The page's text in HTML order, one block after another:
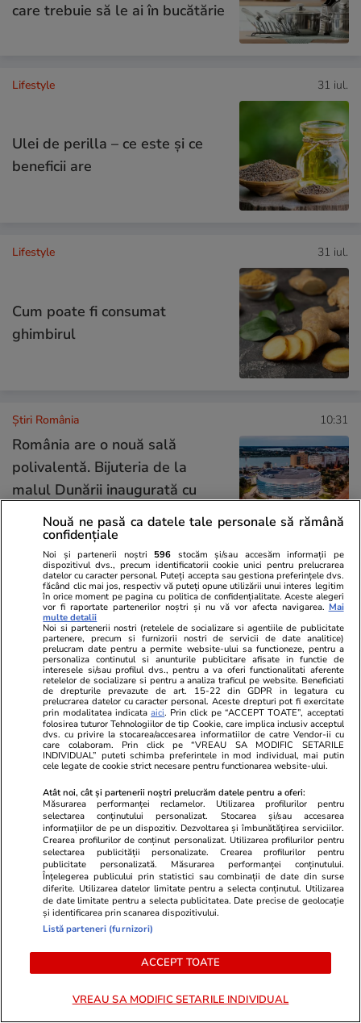
care trebuie să le ai în bucătărie
Lifestyle 31 iul.
Ulei de perilla – ce este și ce
beneficii are
Lifestyle 31 iul.
Cum poate fi consumat
ghimbirul
Știri România 10:31
România are o nouă sală
polivalentă. Bijuteria de la
malul Dunării inaugurată cu
meci în campionatul european
de baschet
Analiză
Știri România 10:00
Matematica „Prințului”: Paul Al
României a fugit aproape 6 ani
pentru o pedeapsă de care
putea scăpa în maximum 18
Știri România 09:07
O româncă este acuzată că a
furat 30.000 de euro de la
soacra sa din Franța, iar apoi a
împins-o pe scări
Știri România
România evită retrogradarea în
categoria „junk”: Fitch menține
ratingul de țară la BBB- cu
Nouă ne pasă ca datele tale personale să rămână
confidențiale
Noi și partenerii noștri 596 stocăm și/sau accesăm informații pe
dispozitivul dvs., precum identificatorii cookie unici pentru prelucrarea
datelor cu caracter personal. Puteți accepta sau gestiona preferințele dvs.
făcând clic mai jos, respectiv vă puteți opune utilizării unui interes legitim
în orice moment pe pagina cu politica de confidențialitate. Aceste alegeri
vor fi raportate partenerilor noștri și nu vă vor afecta navigarea. Mai
multe detalii
Noi si partenerii nostri (retelele de socializare si agentiile de publicitate
partenere, precum si furnizorii nostri de servicii de date analitice)
prelucram date pentru a permite website-ului sa functioneze, pentru a
personaliza continutul si anunturile publicitare afisate in functie de
interesele si/sau profilul dvs., pentru a va oferi functionalitati aferente
retelelor de socializare si pentru a analiza traficul pe website. Beneficiati
de drepturile prevazute de art. 15-22 din GDPR in legatura cu
prelucrarea datelor cu caracter personal. Aceste drepturi pot fi exercitate
prin modalitatea indicataaici. Prin click pe “ACCEPT TOATE”, acceptati
folosirea tuturor Tehnologiilor de tip Cookie, care implica inclusiv acceptul
dvs. cu privire la stocarea/accesarea informatiilor de catre Vendor-ii cu
care colaboram. Prin click pe “VREAU SA MODIFIC SETARILE
INDIVIDUAL” puteti schimba preferintele in mod individual, mai putin
cele legate de cookie strict necesare pentru functionarea website-ului.
Atât noi, cât și partenerii noștri prelucrăm datele pentru a oferi:
Măsurarea performanței reclamelor. Utilizarea profilurilor pentru
selectarea conținutului personalizat. Stocarea și/sau accesarea
informațiilor de pe un dispozitiv. Dezvoltarea și îmbunătățirea serviciilor.
Crearea profilurilor de conținut personalizat. Utilizarea profilurilor pentru
selectarea publicității personalizate. Crearea profilurilor pentru
publicitate personalizată. Măsurarea performanței conținutului.
Înțelegerea publicului prin statistici sau combinații de date din surse
diferite. Utilizarea datelor limitate pentru a selecta conținutul. Utilizarea
de date limitate pentru a selecta publicitatea. Date precise de geolocație
și identificarea prin scanarea dispozitivului.
Listă parteneri (furnizori)
ACCEPT TOATE
VREAU SA MODIFIC SETARILE INDIVIDUAL